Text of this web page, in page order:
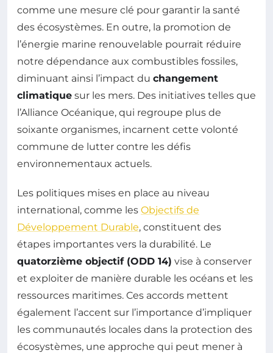
comme une mesure clé pour garantir la santé
des écosystèmes. En outre, la promotion de
l’énergie marine renouvelable pourrait réduire
notre dépendance aux combustibles fossiles,
diminuant ainsi l’impact du changement
climatique sur les mers. Des initiatives telles que
l’Alliance Océanique, qui regroupe plus de
soixante organismes, incarnent cette volonté
commune de lutter contre les défis
environnementaux actuels.
Les politiques mises en place au niveau
international, comme les Objectifs de
Développement Durable, constituent des
étapes importantes vers la durabilité. Le
quatorzième objectif (ODD 14) vise à conserver
et exploiter de manière durable les océans et les
ressources maritimes. Ces accords mettent
également l’accent sur l’importance d’impliquer
les communautés locales dans la protection des
écosystèmes, une approche qui peut mener à